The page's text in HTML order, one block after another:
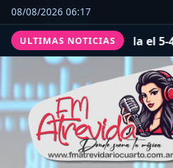
08/08/2026 06:17
ULTIMAS NOTICIAS
el 5-4 de Azulejos ante Filis